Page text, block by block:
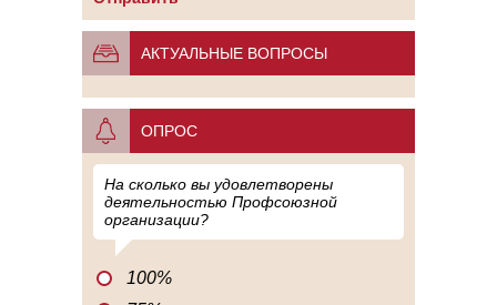
АКТУАЛЬНЫЕ ВОПРОСЫ
ОПРОС
На сколько вы удовлетворены
деятельностью Профсоюзной
организации?
100%